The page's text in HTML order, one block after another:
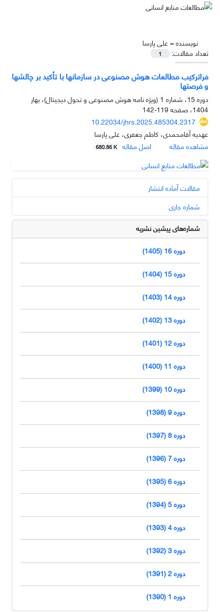
نویسنده =علی پارسا
تعداد مقالات:
1
فراترکیب مطالعات هوش مصنوعی در سازمان‏ها با تأکید بر چالش‏ها
و فرصت‏ها
دوره 15، شماره 1 (ویژه نامه هوش مصنوعی و تحول دیجیتال)، بهار
1404، صفحه
119-142
10.22034/jhrs.2025.485304.2317
عهدیه آقامحمدی، کاظم جعفری، علی پارسا
مشاهده مقاله
اصل مقاله 680.86 K
مقالات آماده انتشار
شماره جاری
شماره‌های پیشین نشریه
دوره 16 (1405)
دوره 15 (1404)
دوره 14 (1403)
دوره 13 (1402)
دوره 12 (1401)
دوره 11 (1400)
دوره 10 (1399)
دوره 9 (1398)
دوره 8 (1397)
دوره 7 (1396)
دوره 6 (1395)
دوره 5 (1394)
دوره 4 (1393)
دوره 3 (1392)
دوره 2 (1391)
دوره 1 (1390)